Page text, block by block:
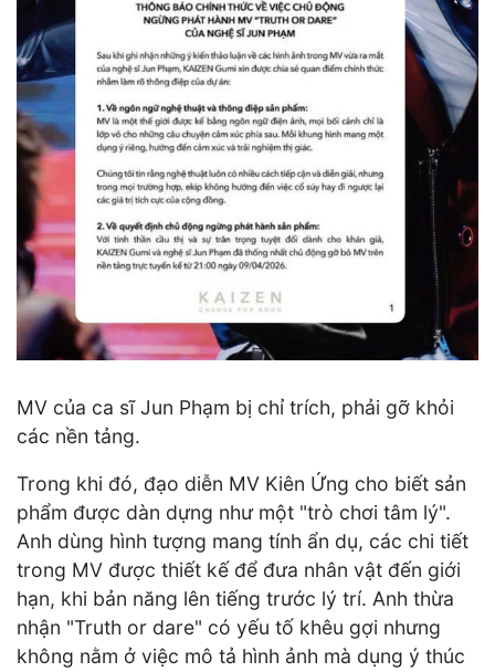
MV của ca sĩ Jun Phạm bị chỉ trích, phải gỡ khỏi
các nền tảng.
Trong khi đó, đạo diễn MV Kiên Ứng cho biết sản
phẩm được dàn dựng như một "trò chơi tâm lý".
Anh dùng hình tượng mang tính ẩn dụ, các chi tiết
trong MV được thiết kế để đưa nhân vật đến giới
hạn, khi bản năng lên tiếng trước lý trí. Anh thừa
nhận "Truth or dare" có yếu tố khêu gợi nhưng
không nằm ở việc mô tả hình ảnh mà dụng ý thúc